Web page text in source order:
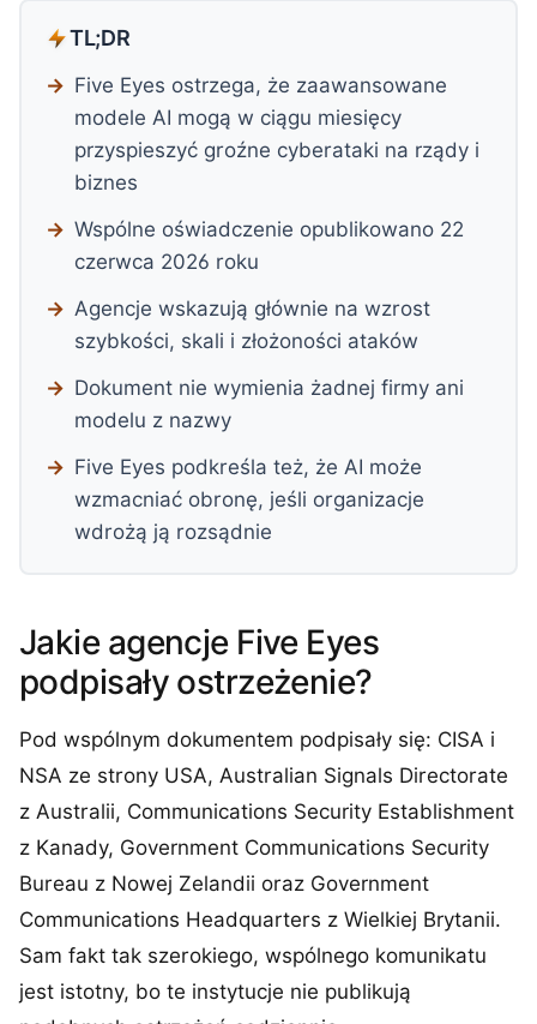
TL;DR
Five Eyes ostrzega, że zaawansowane
modele AI mogą w ciągu miesięcy
przyspieszyć groźne cyberataki na rządy i
biznes
Wspólne oświadczenie opublikowano 22
czerwca 2026 roku
Agencje wskazują głównie na wzrost
szybkości, skali i złożoności ataków
Dokument nie wymienia żadnej firmy ani
modelu z nazwy
Five Eyes podkreśla też, że AI może
wzmacniać obronę, jeśli organizacje
wdrożą ją rozsądnie
Jakie agencje Five Eyes
podpisały ostrzeżenie?
Pod wspólnym dokumentem podpisały się: CISA i
NSA ze strony USA, Australian Signals Directorate
z Australii, Communications Security Establishment
z Kanady, Government Communications Security
Bureau z Nowej Zelandii oraz Government
Communications Headquarters z Wielkiej Brytanii.
Sam fakt tak szerokiego, wspólnego komunikatu
jest istotny, bo te instytucje nie publikują